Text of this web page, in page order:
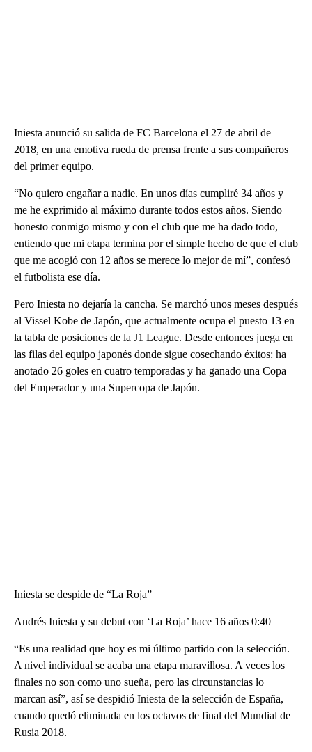
Iniesta anunció su salida de FC Barcelona el 27 de abril de
2018, en una emotiva rueda de prensa frente a sus compañeros
del primer equipo.
“No quiero engañar a nadie. En unos días cumpliré 34 años y
me he exprimido al máximo durante todos estos años. Siendo
honesto conmigo mismo y con el club que me ha dado todo,
entiendo que mi etapa termina por el simple hecho de que el club
que me acogió con 12 años se merece lo mejor de mí”, confesó
el futbolista ese día.
Pero Iniesta no dejaría la cancha. Se marchó unos meses después
al Vissel Kobe de Japón, que actualmente ocupa el puesto 13 en
la tabla de posiciones de la J1 League. Desde entonces juega en
las filas del equipo japonés donde sigue cosechando éxitos: ha
anotado 26 goles en cuatro temporadas y ha ganado una Copa
del Emperador y una Supercopa de Japón.
Iniesta se despide de “La Roja”
Andrés Iniesta y su debut con ‘La Roja’ hace 16 años 0:40
“Es una realidad que hoy es mi último partido con la selección.
A nivel individual se acaba una etapa maravillosa. A veces los
finales no son como uno sueña, pero las circunstancias lo
marcan así”, así se despidió Iniesta de la selección de España,
cuando quedó eliminada en los octavos de final del Mundial de
Rusia 2018.